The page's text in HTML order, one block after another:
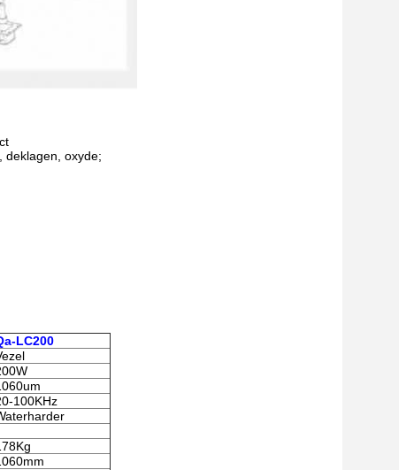
deklagen, oxyde;
LC200
100KHz